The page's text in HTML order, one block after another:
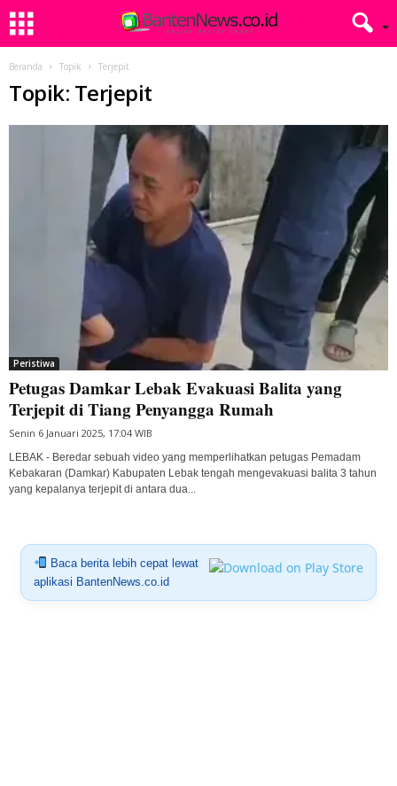
Beranda Topik Terjepit
Topik: Terjepit
Peristiwa
Petugas Damkar Lebak Evakuasi Balita yang
Terjepit di Tiang Penyangga Rumah
Senin 6 Januari 2025, 17:04 WIB
LEBAK - Beredar sebuah video yang memperlihatkan petugas Pemadam
Kebakaran (Damkar) Kabupaten Lebak tengah mengevakuasi balita 3 tahun
yang kepalanya terjepit di antara dua...
Baca berita lebih cepat lewat
aplikasi BantenNews.co.id